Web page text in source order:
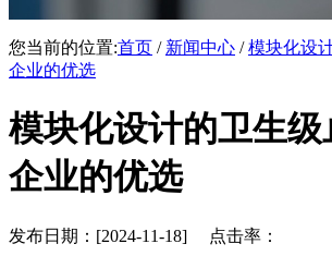
您当前的位置:首页 / 新闻中心 /模块化设
企业的优选
模块化设计的卫生级
企业的优选
发布日期：[2024-11-18] 点击率：